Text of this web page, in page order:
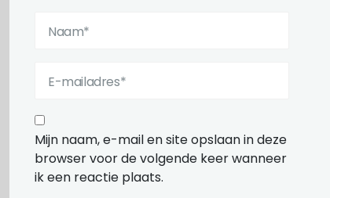
Mijn naam, e-mail en site opslaan in deze
browser voor de volgende keer wanneer
ik een reactie plaats.